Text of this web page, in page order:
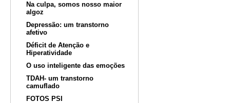
Na culpa, somos nosso maior
algoz
Depressão: um transtorno
afetivo
Déficit de Atenção e
Hiperatividade
O uso inteligente das emoções
TDAH- um transtorno
camuflado
FOTOS PSI